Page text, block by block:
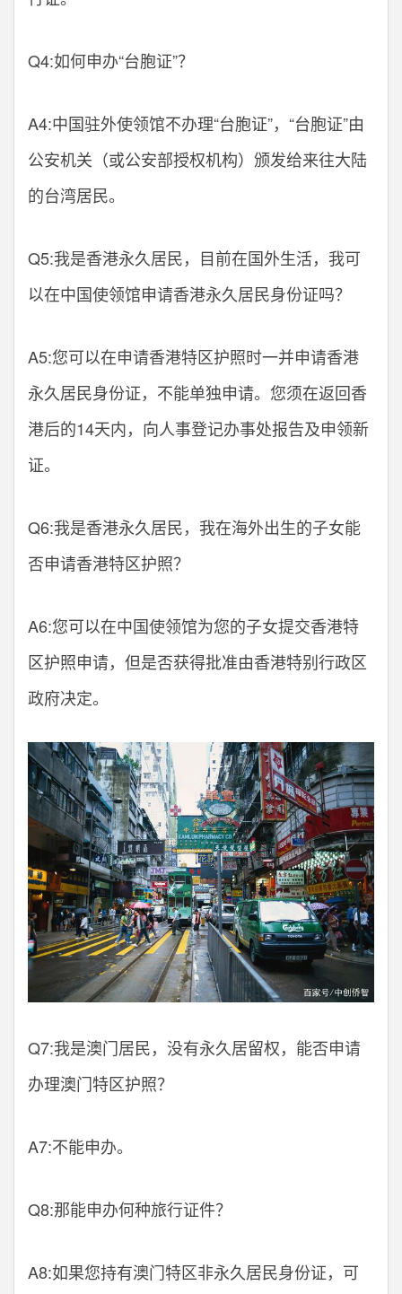
Q4:如何申办“台胞证”？
A4:中国驻外使领馆不办理“台胞证”，“台胞证”由
公安机关（或公安部授权机构）颁发给来往大陆
的台湾居民。
Q5:我是香港永久居民，目前在国外生活，我可
以在中国使领馆申请香港永久居民身份证吗？
A5:您可以在申请香港特区护照时一并申请香港
永久居民身份证，不能单独申请。您须在返回香
港后的14天内，向人事登记办事处报告及申领新
证。
Q6:我是香港永久居民，我在海外出生的子女能
否申请香港特区护照？
A6:您可以在中国使领馆为您的子女提交香港特
区护照申请，但是否获得批准由香港特别行政区
政府决定。
Q7:我是澳门居民，没有永久居留权，能否申请
办理澳门特区护照？
A7:不能申办。
Q8:那能申办何种旅行证件？
A8:如果您持有澳门特区非永久居民身份证，可